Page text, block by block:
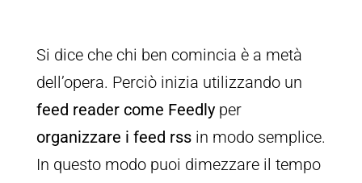
Si dice che chi ben comincia è a metà
dell’opera. Perciò inizia utilizzando un
feed reader come Feedlyper
organizzare i feed rssin modo semplice.
In questo modo puoi dimezzare il tempo